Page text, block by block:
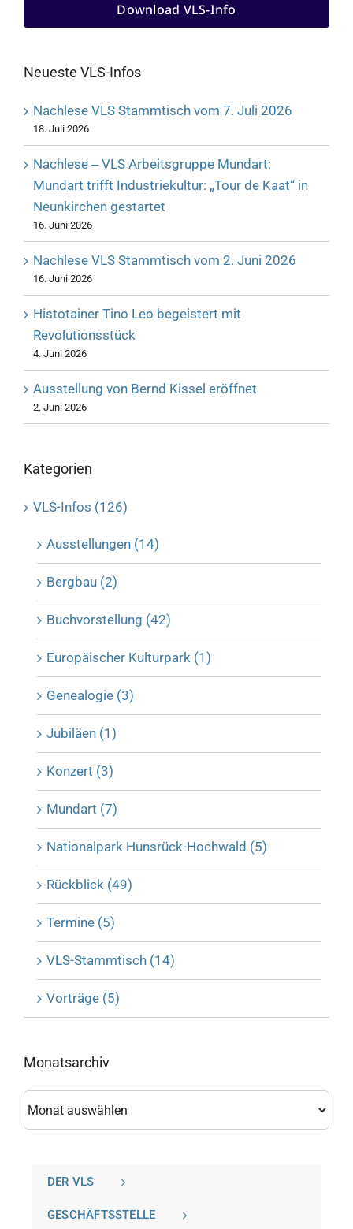
Download VLS-Info
Neueste VLS-Infos
Nachlese VLS Stammtisch vom 7. Juli 2026
18. Juli 2026
Nachlese ‒ VLS Arbeitsgruppe Mundart:
Mundart trifft Industriekultur: „Tour de Kaat“ in
Neunkirchen gestartet
16. Juni 2026
Nachlese VLS Stammtisch vom 2. Juni 2026
16. Juni 2026
Histotainer Tino Leo begeistert mit
Revolutionsstück
4. Juni 2026
Ausstellung von Bernd Kissel eröffnet
2. Juni 2026
Kategorien
VLS-Infos (126)
Ausstellungen (14)
Bergbau (2)
Buchvorstellung (42)
Europäischer Kulturpark (1)
Genealogie (3)
Jubiläen (1)
Konzert (3)
Mundart (7)
Nationalpark Hunsrück-Hochwald (5)
Rückblick (49)
Termine (5)
VLS-Stammtisch (14)
Vorträge (5)
Monatsarchiv
DER VLS
GESCHÄFTSSTELLE